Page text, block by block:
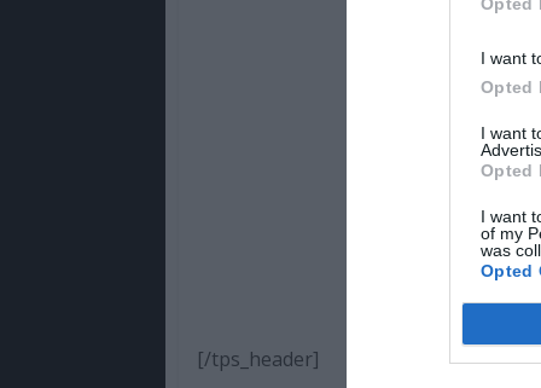
I want
Opted
I want
Opted
I want
of my
was
Opted
[/tps_header]